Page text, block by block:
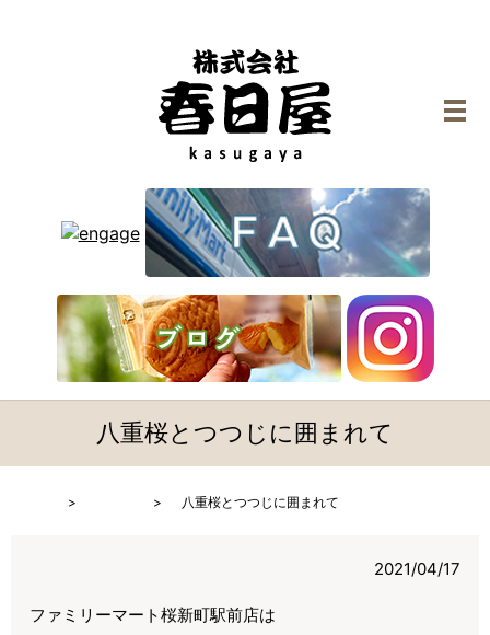
メ
八重桜とつつじに囲まれて
八重桜とつつじに囲まれて
2021/04/17
ファミリーマート桜新町駅前店は